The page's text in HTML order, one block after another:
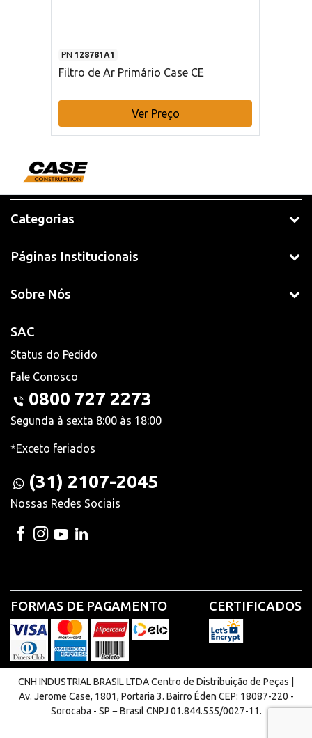
PN 128781A1
Filtro de Ar Primário Case CE
Ver Preço
Categorias
Páginas Institucionais
Sobre Nós
SAC
Status do Pedido
Fale Conosco
0800 727 2273
Segunda à sexta 8:00 às 18:00
*Exceto feriados
(31) 2107-2045
Nossas Redes Sociais
FORMAS DE PAGAMENTO CERTIFICADOS
CNH INDUSTRIAL BRASIL LTDA Centro de Distribuição de Peças |
Av. Jerome Case, 1801, Portaria 3. Bairro Éden CEP: 18087-220 -
Sorocaba - SP − Brasil CNPJ 01.844.555/0027-11.